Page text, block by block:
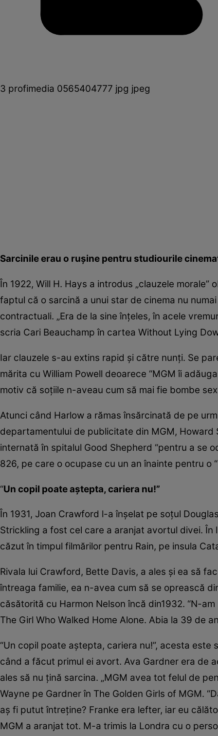
3 profimedia 0565404777 jpg jpeg
Sarcinile erau o ruşine pentru studiourile
În 1922, Will H. Hays a introdus „clauzele
faptul că o sarcină a unui star de cinema nu
contractuali. „Era de la sine înţeles, în acele
scria Cari Beauchamp în cartea Without Lying
Iar clauzele s-au extins rapid şi către nunţi. Se
mărita cu William Powell deoarece “MGM îi
motiv că soţiile n-aveau cum să mai fie bombe
Atunci când Harlow a rămas însărcinată de pe
departamentului de publicitate din MGM,
internată în spitalul Good Shepherd “pentru a se
826, pe care o ocupase cu un an înainte pentru o
“Un copil poate aştepta, cariera nu!”
În 1931, Joan Crawford l-a înşelat pe soţul
Strickling a fost cel care a aranjat avortul divei.
căzut în timpul filmărilor pentru Rain, pe insula
Rivala lui Crawford, Bette Davis, a ales şi ea să
întreaga familie, ea n-avea cum să se oprească
căsătorită cu Harmon Nelson încă din1932. “N-
The Girl Who Walked Home Alone. Abia la 39 de
“Un copil poate aştepta, cariera nu!”, acesta
când a făcut primul ei avort. Ava Gardner era de
ales să nu ţină sarcina. „MGM avea tot felul de
Wayne pe Gardner în The Golden Girls of MGM.
aş fi putut întreţine? Franke era lefter, iar eu
MGM a aranjat tot. M-a trimis la Londra cu o